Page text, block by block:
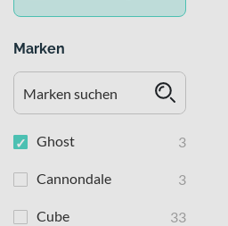
Marken
Ghost 3
Cannondale 3
Cube 33